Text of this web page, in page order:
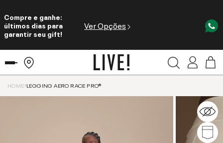
Compre e ganhe:
últimos dias para
garantir seu gift!
Ver Opções
HOME LEGGING AERO RACE PRO®